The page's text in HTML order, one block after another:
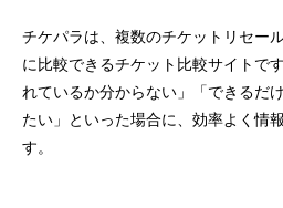
チケパラは、複数のチケットリセー
に比較できるチケット比較サイトで
れているか分からない」「できるだ
たい」といった場合に、効率よく情
す。